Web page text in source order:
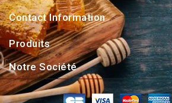
Contact Information
Produits
Notre Société